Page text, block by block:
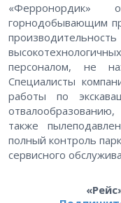
«Ферронордик»
горнодобывающим
персоналом, не
Специалисты
работы по
также
полный контроль
сервисного